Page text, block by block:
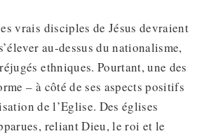
vrais disciples de Jésus devraient
au-dessus du nationalisme,
ethniques. Pourtant, une des
– à côté de ses aspects positifs
de l’Eglise. Des églises
reliant Dieu, le roi et le